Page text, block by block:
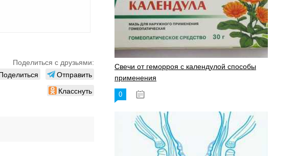
Поделиться с друзьями:
Отправить
Класснуть
Свечи от геморроя с календулой способы
применения
0